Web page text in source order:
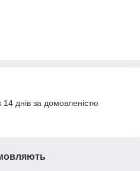
днів за домовленістю